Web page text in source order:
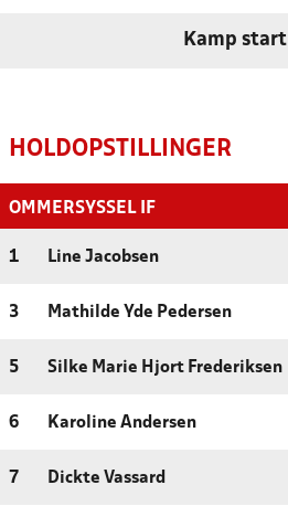
Kamp start
HOLDOPSTILLINGER
OMMERSYSSEL IF
1 Line Jacobsen
3 Mathilde Yde Pedersen
5 Silke Marie Hjort Frederiksen
6 Karoline Andersen
7 Dickte Vassard